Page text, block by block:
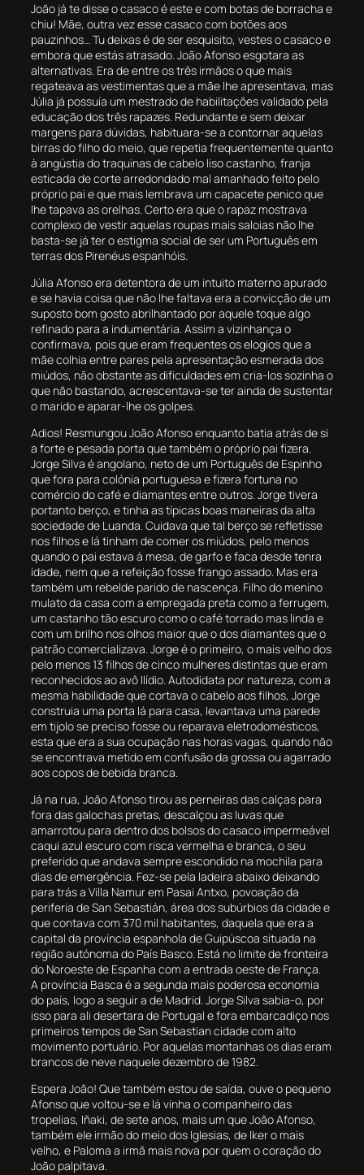
João já te disse o casaco é este e com botas de borracha e
chiu! Mãe, outra vez esse casaco com botões aos
pauzinhos… Tu deixas é de ser esquisito, vestes o casaco e
embora que estás atrasado. João Afonso esgotara as
alternativas. Era de entre os três irmãos o que mais
regateava as vestimentas que a mãe lhe apresentava, mas
Júlia já possuía um mestrado de habilitações validado pela
educação dos três rapazes. Redundante e sem deixar
margens para dúvidas, habituara-se a contornar aquelas
birras do filho do meio, que repetia frequentemente quanto
à angústia do traquinas de cabelo liso castanho, franja
esticada de corte arredondado mal amanhado feito pelo
próprio pai e que mais lembrava um capacete penico que
lhe tapava as orelhas. Certo era que o rapaz mostrava
complexo de vestir aquelas roupas mais saloias não lhe
basta-se já ter o estigma social de ser um Português em
terras dos Pirenéus espanhóis.
Júlia Afonso era detentora de um intuito materno apurado
e se havia coisa que não lhe faltava era a convicção de um
suposto bom gosto abrilhantado por aquele toque algo
refinado para a indumentária. Assim a vizinhança o
confirmava, pois que eram frequentes os elogios que a
mãe colhia entre pares pela apresentação esmerada dos
miúdos, não obstante as dificuldades em cria-los sozinha o
que não bastando, acrescentava-se ter ainda de sustentar
o marido e aparar-lhe os golpes.
Adios! Resmungou João Afonso enquanto batia atrás de si
a forte e pesada porta que também o próprio pai fizera.
Jorge Silva é angolano, neto de um Português de Espinho
que fora para colónia portuguesa e fizera fortuna no
comércio do café e diamantes entre outros. Jorge tivera
portanto berço, e tinha as típicas boas maneiras da alta
sociedade de Luanda. Cuidava que tal berço se refletisse
nos filhos e lá tinham de comer os miúdos, pelo menos
quando o pai estava à mesa, de garfo e faca desde tenra
idade, nem que a refeição fosse frango assado. Mas era
também um rebelde parido de nascença. Filho do menino
mulato da casa com a empregada preta como a ferrugem,
um castanho tão escuro como o café torrado mas linda e
com um brilho nos olhos maior que o dos diamantes que o
patrão comercializava. Jorge é o primeiro, o mais velho dos
pelo menos 13 filhos de cinco mulheres distintas que eram
reconhecidos ao avô Ilídio. Autodidata por natureza, com a
mesma habilidade que cortava o cabelo aos filhos, Jorge
construia uma porta lá para casa, levantava uma parede
em tijolo se preciso fosse ou reparava eletrodomésticos,
esta que era a sua ocupação nas horas vagas, quando não
se encontrava metido em confusão da grossa ou agarrado
aos copos de bebida branca.
Já na rua, João Afonso tirou as perneiras das calças para
fora das galochas pretas, descalçou as luvas que
amarrotou para dentro dos bolsos do casaco impermeável
caqui azul escuro com risca vermelha e branca, o seu
preferido que andava sempre escondido na mochila para
dias de emergência. Fez-se pela ladeira abaixo deixando
para trás a Villa Namur em Pasai Antxo, povoação da
periferia de San Sebastián, área dos subúrbios da cidade e
que contava com 370 mil habitantes, daquela que era a
capital da província espanhola de Guipúscoa situada na
região autónoma do País Basco. Está no limite de fronteira
do Noroeste de Espanha com a entrada oeste de França.
A província Basca é a segunda mais poderosa economia
do país, logo a seguir a de Madrid. Jorge Silva sabia-o, por
isso para ali desertara de Portugal e fora embarcadiço nos
primeiros tempos de San Sebastian cidade com alto
movimento portuário. Por aquelas montanhas os dias eram
brancos de neve naquele dezembro de 1982.
Espera João! Que também estou de saída, ouve o pequeno
Afonso que voltou-se e lá vinha o companheiro das
tropelias, Iñaki, de sete anos, mais um que João Afonso,
também ele irmão do meio dos Iglesias, de Iker o mais
velho, e Paloma a irmã mais nova por quem o coração do
João palpitava.